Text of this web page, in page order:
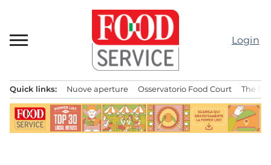
contenuto
Login
principale
Quick links: Nuove aperture Osservatorio Food Court The